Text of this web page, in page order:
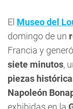
El Museo del
domingo de un
Francia y
siete minutos,
piezas
Napoleón
exhibidas en la